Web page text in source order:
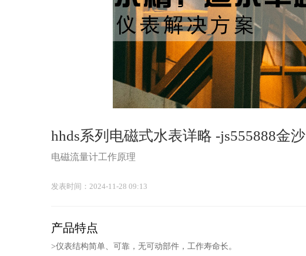
hhds系列电磁式水表详略 -js555888金沙
电磁流量计工作原理
发表时间：2024-11-28 09:13
产品特点
>仪表结构简单、可靠，无可动部件，工作寿命长。